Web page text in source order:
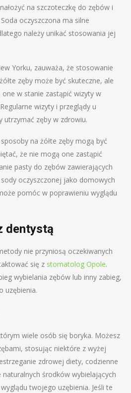
na szczoteczkę do zębów i
oczyszczona ma silne
należy unikać stosowania jej
Yorku, zauważa, że stosowanie
zęby może być skuteczne, ale
w stanie zastąpić wizyty w
wizyty i przeglądy u
utrzymać zęby w zdrowiu.
na żółte zęby mogą być
że nie mogą one zastąpić
pasty do zębów zawierających
oczyszczonej jako domowych
pomóc w poprawieniu wyglądu
dentystą
nie przyniosą oczekiwanych
się z stomatolog Opole.
wybielania zębów lub inny zabieg,
uzębienia.
wiele osób się boryka. Możesz
stosując niektóre z wyżej
zdrowej diety, codzienne
środków wybielających
twojego uzębienia. Jeśli te